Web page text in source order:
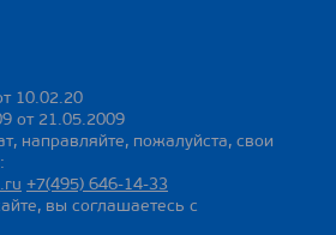
10.02.20
от 21.05.2009
направляйте, пожалуйста, свои
+7(495) 646-14-33
вы соглашаетесь с